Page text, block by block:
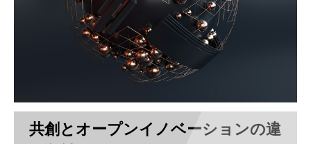
共創とオープンイノベーションの違